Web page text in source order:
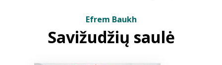
ELVIS atvyksta
Efrem Baukh
Savižudžių saulė